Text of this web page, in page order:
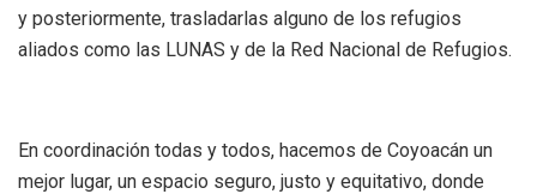
y posteriormente, trasladarlas alguno de los refugios
aliados como las LUNAS y de la Red Nacional de Refugios.
En coordinación todas y todos, hacemos de Coyoacán un
mejor lugar, un espacio seguro, justo y equitativo, donde